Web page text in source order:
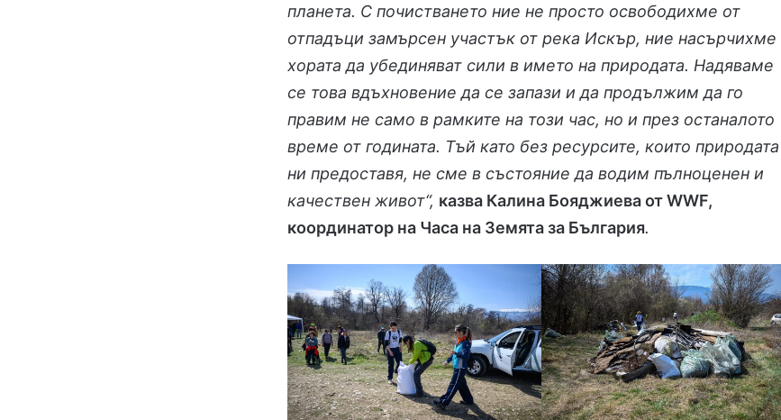
планета. С почистването ние не просто освободихме от
отпадъци замърсен участък от река Искър, ние насърчихме
хората да убединяват сили в името на природата. Надяваме
се това вдъхновение да се запази и да продължим да го
правим не само в рамките на този час, но и през останалото
време от годината. Тъй като без ресурсите, които природата
ни предоставя, не сме в състояние да водим пълноценен и
качествен живот“, казва Калина Бояджиева от WWF,
координатор на Часа на Земята за България.